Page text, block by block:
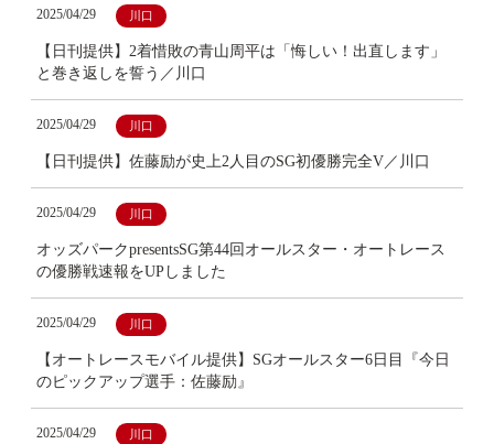
2025/04/29 川口
【日刊提供】2着惜敗の青山周平は「悔しい！出直します」
と巻き返しを誓う／川口
2025/04/29 川口
【日刊提供】佐藤励が史上2人目のSG初優勝完全V／川口
2025/04/29 川口
オッズパークpresentsSG第44回オールスター・オートレース
の優勝戦速報をUPしました
2025/04/29 川口
【オートレースモバイル提供】SGオールスター6日目『今日
のピックアップ選手：佐藤励』
2025/04/29 川口